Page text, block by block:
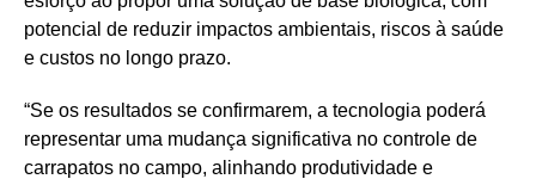
potencial de reduzir impactos ambientais, riscos à saúde
e custos no longo prazo.
“Se os resultados se confirmarem, a tecnologia poderá
representar uma mudança significativa no controle de
carrapatos no campo, alinhando produtividade e